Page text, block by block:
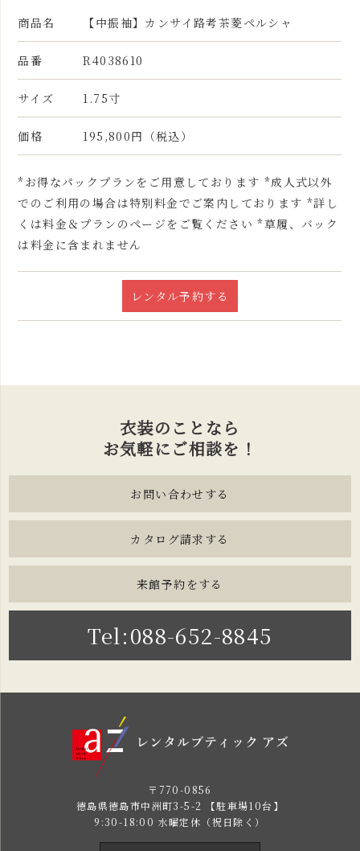
商品名 【中振袖】カンサイ路考茶菱ペルシャ
品番 R4038610
サイズ 1.75寸
価格 195,800円（税込）
*お得なパックプランをご用意しております *成人式以外
でのご利用の場合は特別料金でご案内しております *詳し
くは料金＆プランのページをご覧ください *草履、バック
は料金に含まれません
レンタル予約する
衣装のことなら
お気軽にご相談を！
お問い合わせする
カタログ請求する
来館予約をする
Tel:088-652-8845
〒770-0856
徳島県徳島市中洲町3-5-2 【駐車場10台】
9:30-18:00 水曜定休（祝日除く）